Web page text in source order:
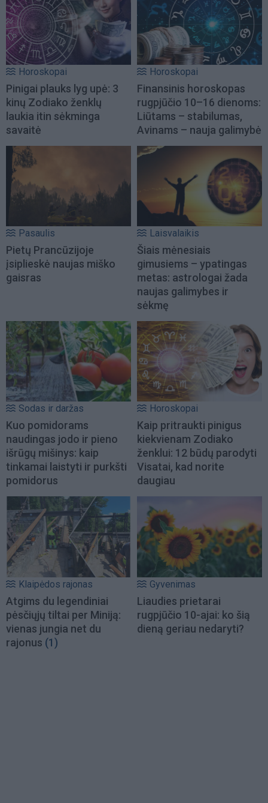
Horoskopai
Pinigai plauks lyg upė: 3
kinų Zodiako ženklų
laukia itin sėkminga
savaitė
Horoskopai
Finansinis horoskopas
rugpjūčio 10–16 dienoms:
Liūtams – stabilumas,
Avinams – nauja galimybė
Pasaulis
Pietų Prancūzijoje
įsiplieskė naujas miško
gaisras
Laisvalaikis
Šiais mėnesiais
gimusiems – ypatingas
metas: astrologai žada
naujas galimybes ir
sėkmę
Sodas ir daržas
Kuo pomidorams
naudingas jodo ir pieno
išrūgų mišinys: kaip
tinkamai laistyti ir purkšti
pomidorus
Horoskopai
Kaip pritraukti pinigus
kiekvienam Zodiako
ženklui: 12 būdų parodyti
Visatai, kad norite
daugiau
Klaipėdos rajonas
Atgims du legendiniai
pėsčiųjų tiltai per Miniją:
vienas jungia net du
rajonus (1)
Gyvenimas
Liaudies prietarai
rugpjūčio 10-ajai: ko šią
dieną geriau nedaryti?